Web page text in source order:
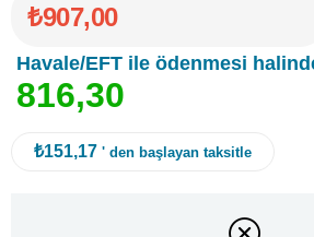
₺907,00
Havale/EFT ile ödenmesi
816,30
₺151,17 ' den başlayan taksitle